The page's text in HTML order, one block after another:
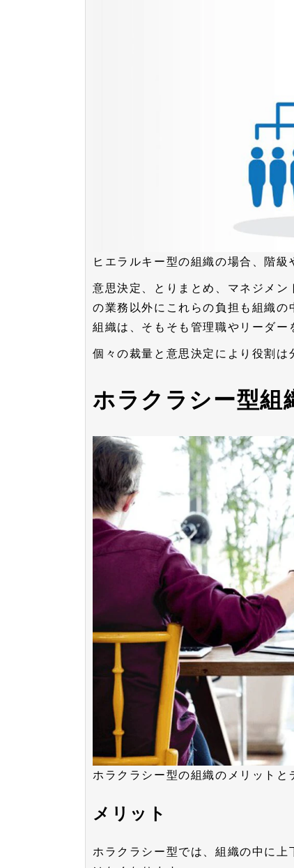
ヒエラルキー型の組織の場合、階
意思決定、とりまとめ、マネジメ
の業務以外にこれらの負担も組織
組織は、そもそも管理職やリーダー
個々の裁量と意思決定により役割は
ホラクラシー型組
ホラクラシー型の組織のメリットと
メリット
ホラクラシー型では、組織の中に